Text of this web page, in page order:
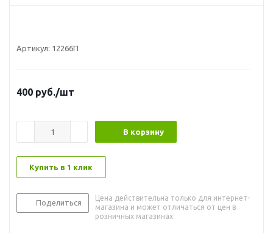
Артикул: 12266П
400 руб./шт
В корзину
Купить в 1 клик
Поделиться
Цена действительна только для интернет-
магазина и может отличаться от цен в
розничных магазинах